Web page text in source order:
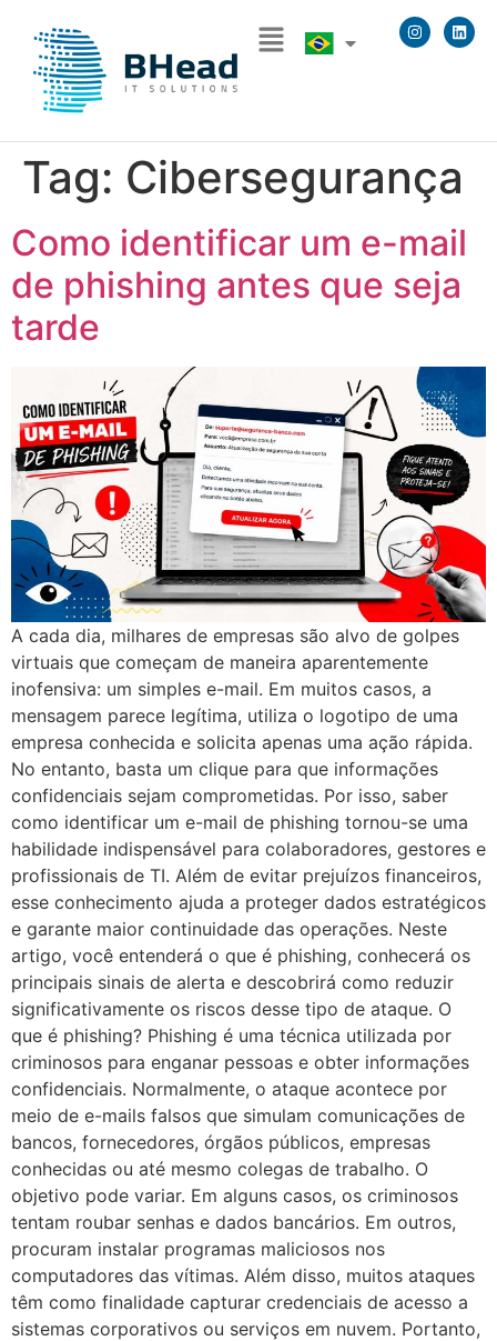
Tag: Cibersegurança
Como identificar um e-mail
de phishing antes que seja
tarde
A cada dia, milhares de empresas são alvo de golpes
virtuais que começam de maneira aparentemente
inofensiva: um simples e-mail. Em muitos casos, a
mensagem parece legítima, utiliza o logotipo de uma
empresa conhecida e solicita apenas uma ação rápida.
No entanto, basta um clique para que informações
confidenciais sejam comprometidas. Por isso, saber
como identificar um e-mail de phishing tornou-se uma
habilidade indispensável para colaboradores, gestores e
profissionais de TI. Além de evitar prejuízos financeiros,
esse conhecimento ajuda a proteger dados estratégicos
e garante maior continuidade das operações. Neste
artigo, você entenderá o que é phishing, conhecerá os
principais sinais de alerta e descobrirá como reduzir
significativamente os riscos desse tipo de ataque. O
que é phishing? Phishing é uma técnica utilizada por
criminosos para enganar pessoas e obter informações
confidenciais. Normalmente, o ataque acontece por
meio de e-mails falsos que simulam comunicações de
bancos, fornecedores, órgãos públicos, empresas
conhecidas ou até mesmo colegas de trabalho. O
objetivo pode variar. Em alguns casos, os criminosos
tentam roubar senhas e dados bancários. Em outros,
procuram instalar programas maliciosos nos
computadores das vítimas. Além disso, muitos ataques
têm como finalidade capturar credenciais de acesso a
sistemas corporativos ou serviços em nuvem. Portanto,